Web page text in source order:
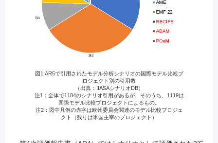
図1 AR5で引用されたモデル分析シナリオの国際モデル比較プ
ロジェクト別の引用数
（出典：IIASAシナリオDB）
注1：全体で1184のシナリオ引用があるが、そのうち、1119は
国際モデル比較プロジェクトによるもの。
注2：図中凡例の赤字は欧州委員会関連のモデル比較プロジェ
クト（残りは米国主宰のプロジェクト）